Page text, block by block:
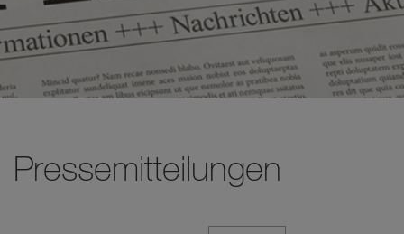
Pressemitteilungen